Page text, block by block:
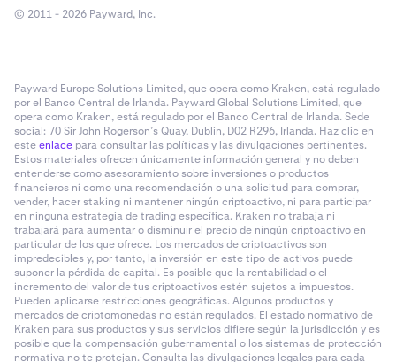
© 2011 - 2026 Payward, Inc.
Payward Europe Solutions Limited, que opera como Kraken, está regulado
por el Banco Central de Irlanda. Payward Global Solutions Limited, que
opera como Kraken, está regulado por el Banco Central de Irlanda. Sede
social: 70 Sir John Rogerson’s Quay, Dublin, D02 R296, Irlanda. Haz clic en
esteenlace para consultar las políticas y las divulgaciones pertinentes.
Estos materiales ofrecen únicamente información general y no deben
entenderse como asesoramiento sobre inversiones o productos
financieros ni como una recomendación o una solicitud para comprar,
vender, hacer staking ni mantener ningún criptoactivo, ni para participar
en ninguna estrategia de trading específica. Kraken no trabaja ni
trabajará para aumentar o disminuir el precio de ningún criptoactivo en
particular de los que ofrece. Los mercados de criptoactivos son
impredecibles y, por tanto, la inversión en este tipo de activos puede
suponer la pérdida de capital. Es posible que la rentabilidad o el
incremento del valor de tus criptoactivos estén sujetos a impuestos.
Pueden aplicarse restricciones geográficas. Algunos productos y
mercados de criptomonedas no están regulados. El estado normativo de
Kraken para sus productos y sus servicios difiere según la jurisdicción y es
posible que la compensación gubernamental o los sistemas de protección
normativa no te protejan. Consulta las divulgaciones legales para cada